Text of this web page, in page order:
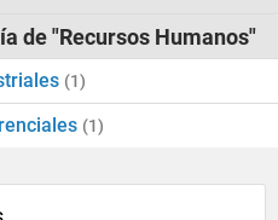
de "Recursos Humanos"
(1)
(1)